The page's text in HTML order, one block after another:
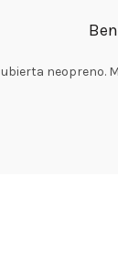
neopreno.